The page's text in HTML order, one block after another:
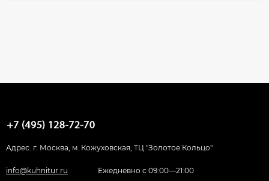
Адрес: г. Москва, м. Кожуховская, ТЦ "Золотое Кольцо"
info@kuhnitur.ru Ежедневно с 09:00—21:00